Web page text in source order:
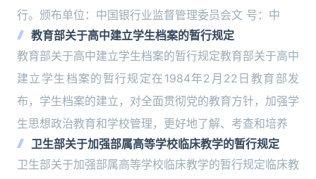
行。颁布单位：中国银行业监督管理委员会文 号：中
教育部关于高中建立学生档案的暂行规定
教育部关于高中建立学生档案的暂行规定教育部关于高中
建立学生档案的暂行规定在1984年2月22日教育部发
布，学生档案的建立，对全面贯彻党的教育方针，加强学
生思想政治教育和学校管理，更好地了解、考查和培养
卫生部关于加强部属高等学校临床教学的暂行规定
卫生部关于加强部属高等学校临床教学的暂行规定临床教